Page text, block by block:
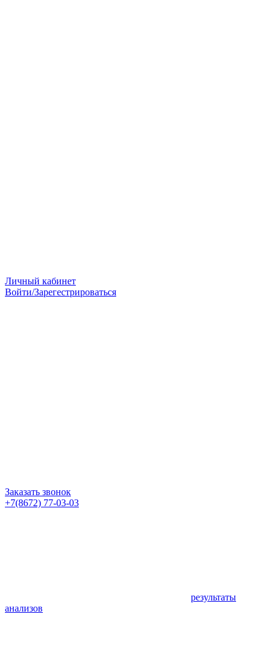
Личный кабинет
Войти/Зарегестрироваться
Заказать звонок
+7(8672) 77-03-03
результаты
анализов